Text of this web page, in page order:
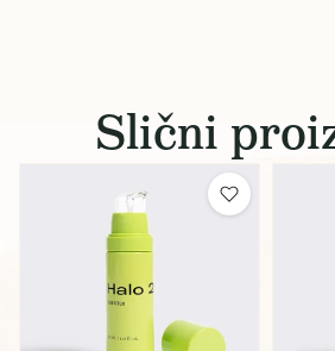
Slični